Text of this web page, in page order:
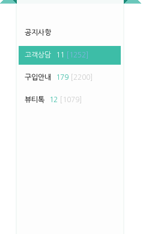
공지사항
고객상담 11 [1252]
구입안내 179 [2200]
뷰티톡 12 [1079]